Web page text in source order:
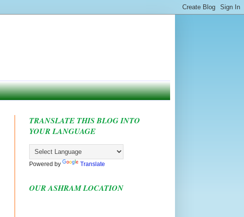
TRANSLATE THIS BLOG INTO
YOUR LANGUAGE
Powered by Translate
OUR ASHRAM LOCATION